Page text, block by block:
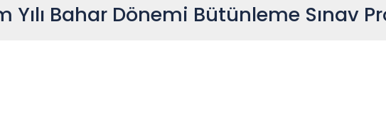
Bahar Dönemi Bütünleme Sınav